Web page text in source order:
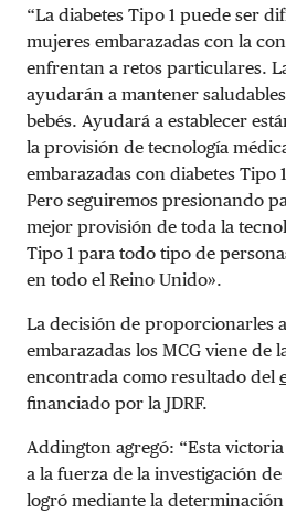
“La diabetes Tipo 1 puede ser
mujeres embarazadas con la
enfrentan a retos particulares.
ayudarán a mantener
bebés. Ayudará a establecer
la provisión de tecnología
embarazadas con diabetes Tipo
Pero seguiremos presionando
mejor provisión de toda la
Tipo 1 para todo tipo de
en todo el Reino Unido».
La decisión de proporcionarles
embarazadas los MCG viene de
encontrada como resultado del
financiado por la JDRF.
Addington agregó: “Esta
a la fuerza de la investigación de
logró mediante la